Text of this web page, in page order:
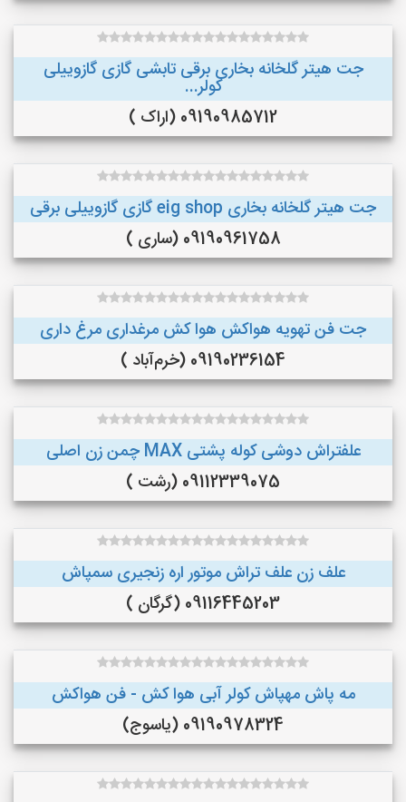
جت هیتر گلخانه بخاری برقی تابشی گازی گازوییلی
کولر...
09190985712 (اراک )
جت هیتر گلخانه بخاری eig shop گازی گازوییلی برقی
09190961758 (ساری )
جت فن تهویه هواکش هوا کش مرغداری مرغ داری
09190236154 (خرم‌آباد )
علفتراش دوشی کوله پشتی MAX چمن زن اصلی
09112339075 (رشت )
علف زن علف تراش موتور اره زنجیری سمپاش
09116445203 (گرگان )
مه پاش مهپاش کولر آبی هوا کش - فن هواکش
09190978324 (یاسوج)